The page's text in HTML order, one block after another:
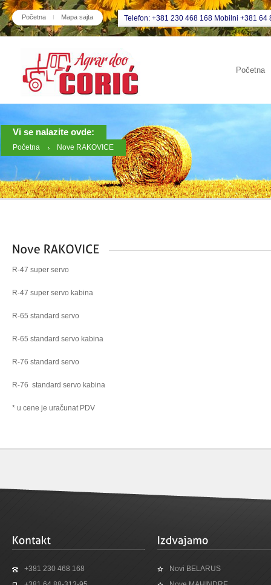
Početna Mapa sajta Telefon: +381 230 468 168 Mobilni +381 64
Početna
Vi se nalazite ovde:
Početna Nove RAKOVICE
R-47 super servo
R-47 super servo kabina
R-65 standard servo
R-65 standard servo kabina
R-76 standard servo
R-76 standard servo kabina
* u cene je uračunat PDV
+381 230 468 168
Novi BELARUS